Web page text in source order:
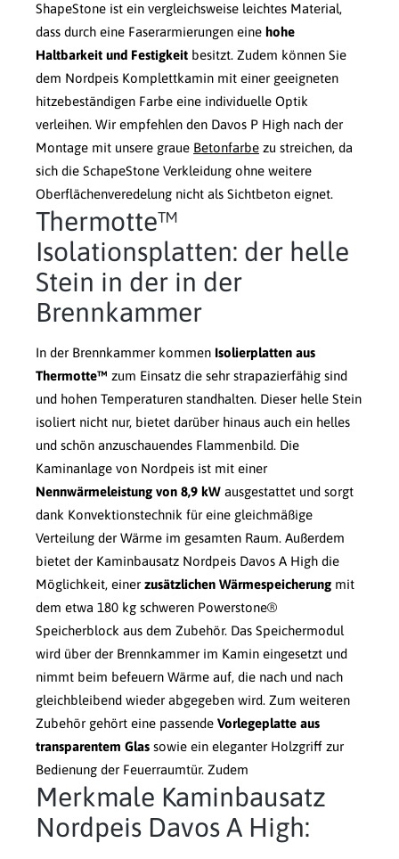
ShapeStone ist ein vergleichsweise leichtes Material,
dass durch eine Faserarmierungen eine hohe
Haltbarkeit und Festigkeit besitzt. Zudem können Sie
dem Nordpeis Komplettkamin mit einer geeigneten
hitzebeständigen Farbe eine individuelle Optik
verleihen. Wir empfehlen den Davos P High nach der
Montage mit unsere graue Betonfarbe zu streichen, da
sich die SchapeStone Verkleidung ohne weitere
Oberflächenveredelung nicht als Sichtbeton eignet.
Thermotte™
Isolationsplatten: der helle
Stein in der in der
Brennkammer
In der Brennkammer kommen Isolierplatten aus
Thermotte™ zum Einsatz die sehr strapazierfähig sind
und hohen Temperaturen standhalten. Dieser helle Stein
isoliert nicht nur, bietet darüber hinaus auch ein helles
und schön anzuschauendes Flammenbild. Die
Kaminanlage von Nordpeis ist mit einer
Nennwärmeleistung von 8,9 kW ausgestattet und sorgt
dank Konvektionstechnik für eine gleichmäßige
Verteilung der Wärme im gesamten Raum. Außerdem
bietet der Kaminbausatz Nordpeis Davos A High die
Möglichkeit, einer zusätzlichen Wärmespeicherung mit
dem etwa 180 kg schweren Powerstone®
Speicherblock aus dem Zubehör. Das Speichermodul
wird über der Brennkammer im Kamin eingesetzt und
nimmt beim befeuern Wärme auf, die nach und nach
gleichbleibend wieder abgegeben wird. Zum weiteren
Zubehör gehört eine passende Vorlegeplatte aus
transparentem Glas sowie ein eleganter Holzgriff zur
Bedienung der Feuerraumtür. Zudem
Merkmale Kaminbausatz
Nordpeis Davos A High: